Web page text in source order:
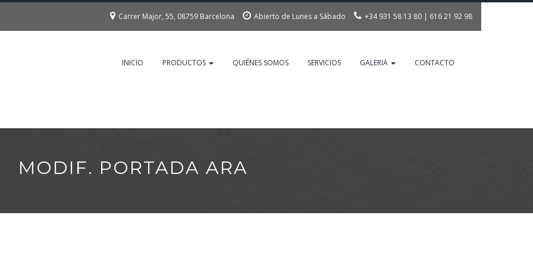
Carrer Major, 55, 08759 Barcelona Abierto de Lunes a Sábado +34 931 58 13 80 | 616 21 92 98
INICIO
PRODUCTOS QUIÉNES SOMOS SERVICIOS GALERIA CONTACTO
MODIF. PORTADA ARA